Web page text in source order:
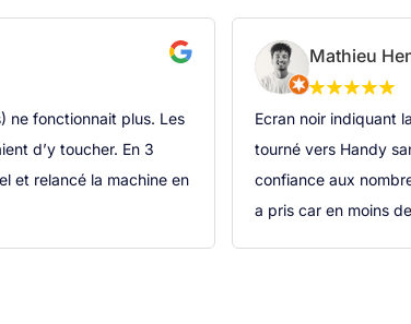
ne fonctionnait plus. Les
d’y toucher. En 3
et relancé la machine en
Mathieu
Ecran noir indiquant
tourné vers Handy
confiance aux
a pris car en moins